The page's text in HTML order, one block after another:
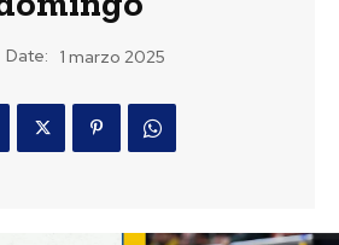
de Ceuta
el Cádiz en la
de mejora en la barriada Olivar
Date: 1 marzo 2025